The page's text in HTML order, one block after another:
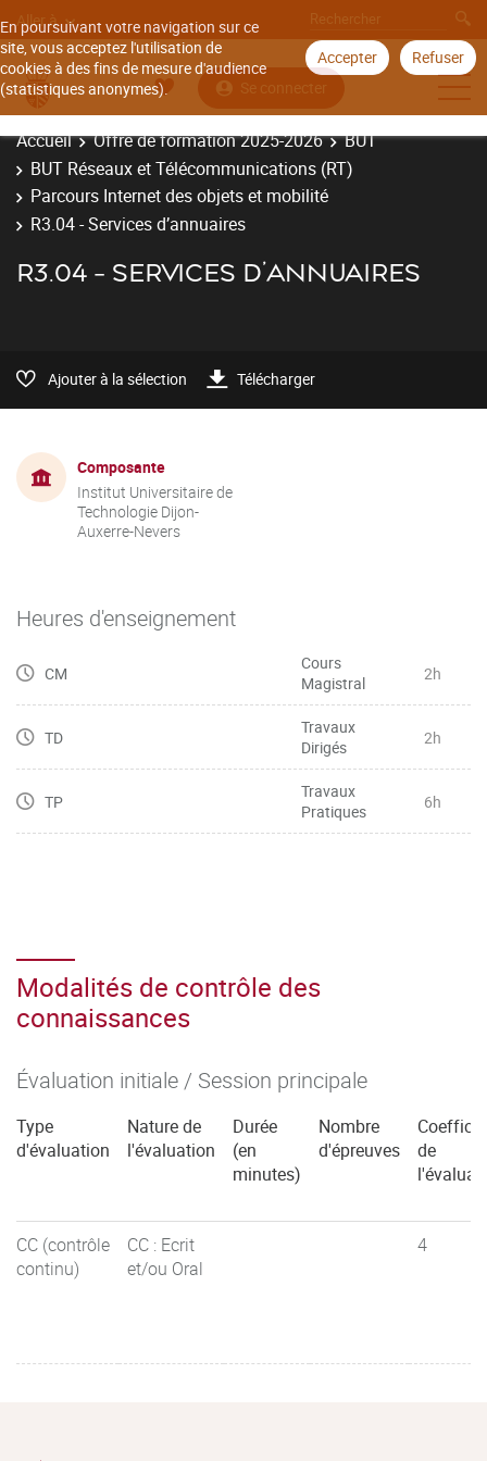
En poursuivant votre navigation sur ce
site, vous acceptez l'utilisation de
cookies à des fins de mesure d'audience
(statistiques anonymes).
Accepter Refuser
Aller à
Se connecter
Accueil Offre de formation 2025-2026
BUT
BUT Réseaux et Télécommunications (RT)
Parcours Internet des objets et mobilité
R3.04 - Services d’annuaires
R3.04 - SERVICES D’ANNUAIRES
Ajouter à la sélection Télécharger
Composante
Institut Universitaire de
Technologie Dijon-
Auxerre-Nevers
Heures d'enseignement
CM
Cours
Magistral
2h
TD
Travaux
Dirigés
2h
TP
Travaux
Pratiques
6h
Modalités de contrôle des
connaissances
Évaluation initiale / Session principale
Type
d'évaluation
Nature de
l'évaluation
Durée
(en
minutes)
Nombre
d'épreuves
de
CC (contrôle
continu)
CC : Ecrit
et/ou Oral
4